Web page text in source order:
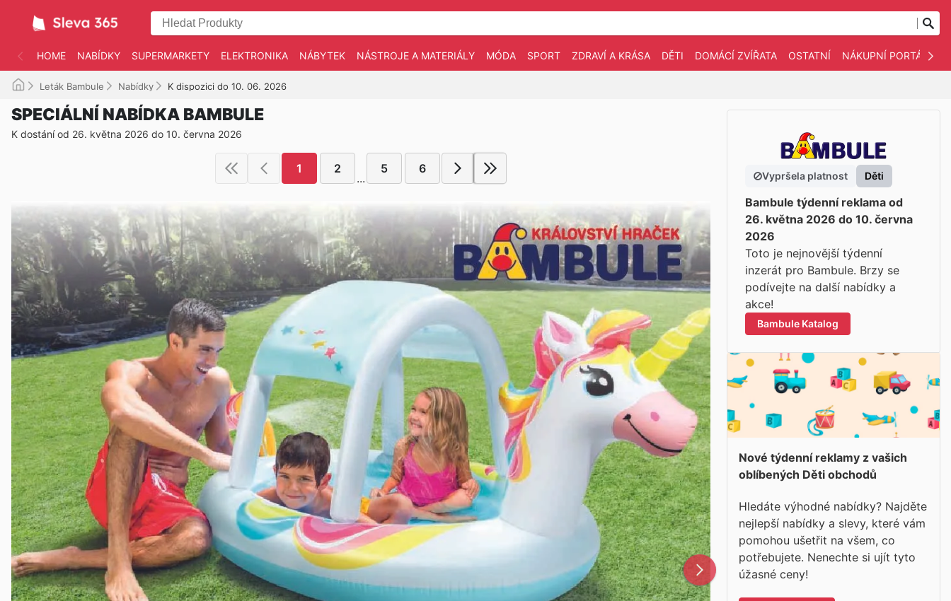
HOME NABÍDKY SUPERMARKETY ELEKTRONIKA NÁBYTEK NÁSTROJE A MATERIÁLY MÓDA SPORT ZDRAVÍ A KRÁSA DĚTI DOMÁCÍ ZVÍŘATA OSTATNÍ NÁKUPNÍ PORTÁLY
Leták Bambule Nabídky K dispozici do 10. 06. 2026
SPECIÁLNÍ NABÍDKA BAMBULE
K dostání od 26. května 2026 do 10. června 2026
1 2
...
5 6
Vypršela platnost Děti
Bambule týdenní reklama od
26. května 2026 do 10. června
2026
Toto je nejnovější týdenní
inzerát pro Bambule. Brzy se
podívejte na další nabídky a
akce!
Bambule Katalog
Nové týdenní reklamy z vašich
oblíbených Děti obchodů
Hledáte výhodné nabídky? Najděte
nejlepší nabídky a slevy, které vám
pomohou ušetřit na všem, co
potřebujete. Nenechte si ujít tyto
úžasné ceny!